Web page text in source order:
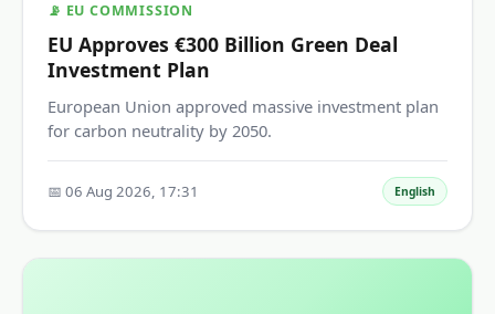
📡 EU COMMISSION
EU Approves €300 Billion Green Deal
Investment Plan
European Union approved massive investment plan
for carbon neutrality by 2050.
📅 06 Aug 2026, 17:31 English